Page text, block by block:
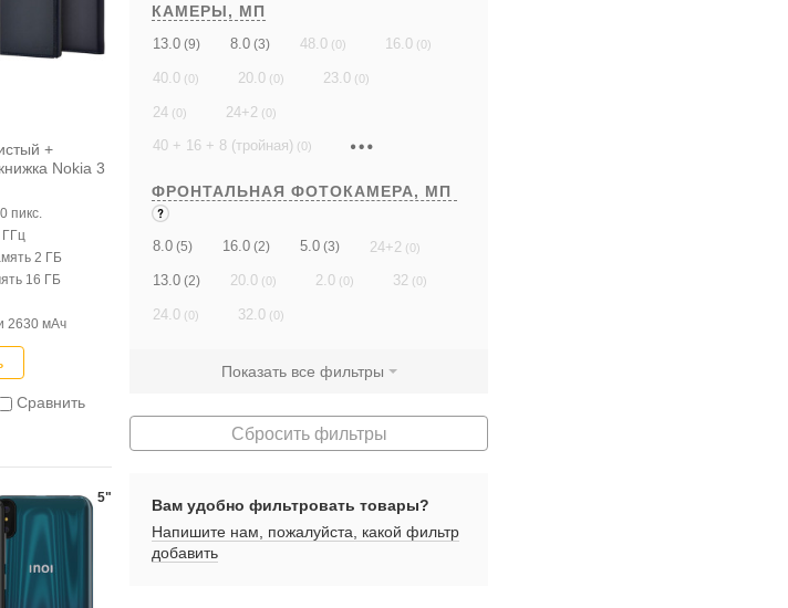
+
Nokia 3
пикс.
ГГц
2 ГБ
16 ГБ
2630 мАч
Сравнить
5"
КАМЕРЫ, МП
13.0 (9) 8.0 (3) 48.0 (0) 16.0 (0)
40.0 (0) 20.0 (0) 23.0 (0)
24 (0) 24+2 (0)
40 + 16 + 8 (тройная) (0)
ФРОНТАЛЬНАЯ ФОТОКАМЕРА, МП
8.0 (5) 16.0 (2) 5.0 (3) 24+2 (0)
13.0 (2) 20.0 (0) 2.0 (0) 32 (0)
24.0 (0) 32.0 (0)
Показать все фильтры
Сбросить фильтры
Вам удобно фильтровать товары?
Напишите нам, пожалуйста, какой фильтр
добавить